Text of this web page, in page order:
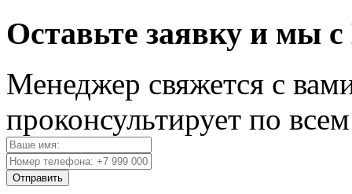
Оставьте заявку и мы
Менеджер свяжется с
проконсультирует по
Отправить